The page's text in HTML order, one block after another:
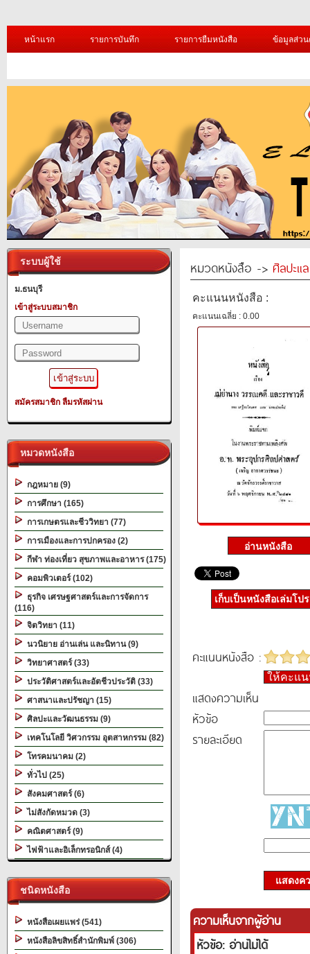
หน้าแรก รายการบันทึก รายการยืมหนังสือ ข้อมูลส่ว
ระบบผู้ใช้
ม.ธนบุรี
เข้าสู่ระบบสมาชิก
สมัครสมาชิก ลืมรหัสผ่าน
หมวดหนังสือ
กฎหมาย (9)
การศึกษา (165)
การเกษตรและชีววิทยา (77)
การเมืองและการปกครอง (2)
กีฬา ท่องเที่ยว สุขภาพและอาหาร (175)
คอมพิวเตอร์ (102)
ธุรกิจ เศรษฐศาสตร์และการจัดการ
(116)
จิตวิทยา (11)
นวนิยาย อ่านเล่น และนิทาน (9)
วิทยาศาสตร์ (33)
ประวัติศาสตร์และอัตชีวประวัติ (33)
ศาสนาและปรัชญา (15)
ศิลปะและวัฒนธรรม (9)
เทคโนโลยี วิศวกรรม อุตสาหกรรม (82)
โทรคมนาคม (2)
ทั่วไป (25)
สังคมศาสตร์ (6)
ไม่สังกัดหมวด (3)
คณิตศาสตร์ (9)
ไฟฟ้าและอิเล็กทรอนิกส์ (4)
ชนิดหนังสือ
หนังสือเผยแพร่ (541)
หนังสือลิขสิทธิ์สำนักพิมพ์ (306)
หมวดหนังสือ -> ศิลปะแ
คะแนนหนังสือ :
คะแนนเฉลี่ย : 0.00
เก็บเป็นหนังสือเล่มโป
คะแนนหนังสือ :
ให้คะแ
แสดงความเห็น
หัวข้อ
รายละเอียด
แสดงค
ความเห็นจากผู้อ่าน
หัวข้อ: อ่านไม่ได้